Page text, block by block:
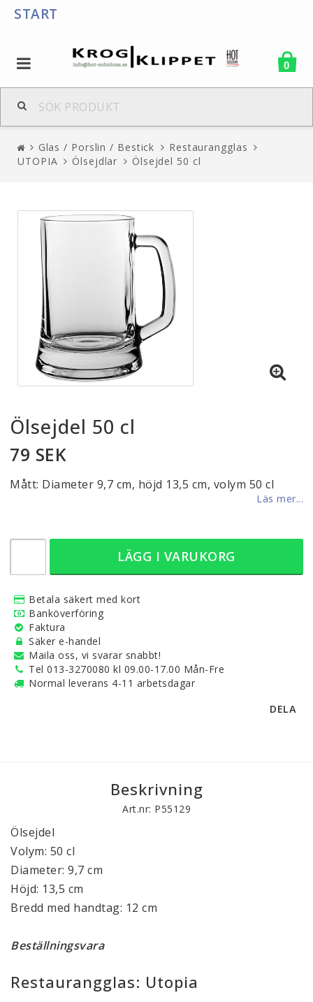
START
0
Glas / Porslin / Bestick
Restaurangglas
UTOPIA
Ölsejdlar Ölsejdel 50 cl
Ölsejdel 50 cl
79 SEK
Mått: Diameter 9,7 cm, höjd 13,5 cm, volym 50 cl
Läs mer...
LÄGG I VARUKORG
Betala säkert med kort
Banköverföring
Faktura
Säker e-handel
Maila oss, vi svarar snabbt!
Tel 013-3270080 kl 09.00-17.00 Mån-Fre
Normal leverans 4-11 arbetsdagar
DELA
Beskrivning
Art.nr: P55129
Ölsejdel
Volym: 50 cl
Diameter: 9,7 cm
Höjd: 13,5 cm
Bredd med handtag: 12 cm
Beställningsvara
Restaurangglas: Utopia